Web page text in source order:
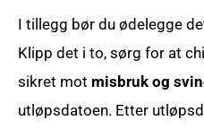
I tillegg bør du ødelegge
Klipp det i to, sørg for at
sikret mot misbruk og
utløpsdatoen. Etter